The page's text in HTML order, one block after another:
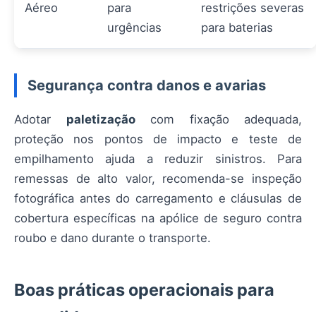
Aéreo
para
urgências
restrições severas
para baterias
Segurança contra danos e avarias
Adotar paletizaçãocom fixação adequada,
proteção nos pontos de impacto e teste de
empilhamento ajuda a reduzir sinistros. Para
remessas de alto valor, recomenda-se inspeção
fotográfica antes do carregamento e cláusulas de
cobertura específicas na apólice de seguro contra
roubo e dano durante o transporte.
Boas práticas operacionais para